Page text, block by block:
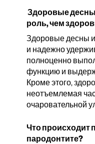
Здоровые
роль, чем
Здоровые десны и
и надежно
полноценно
функцию и
Кроме этого,
неотъемлемая
очаровательной
Что происходит
пародонтите?